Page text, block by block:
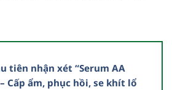
tiên nhận xét “Serum AA
Cấp ẩm, phục hồi, se khít lổ